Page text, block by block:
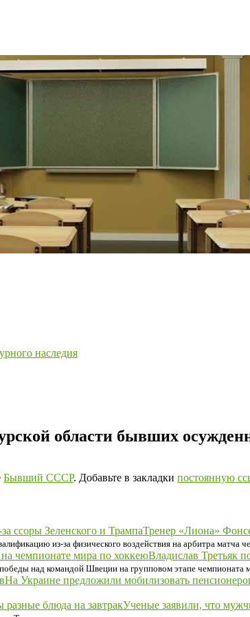
наследия
области бывших
Бывший СССР. Добавьте в закладки постоянную
Тренер «Лиона»
из-за физического воздействия на арбитра
Владислав Третьяк
над командой Швеции на групповом этапе
На Украине предложили мобилизовать
Ученые заявили, что